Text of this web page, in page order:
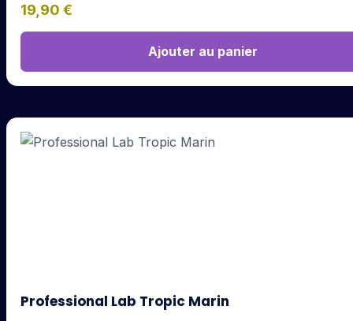
19,90 €
Ajouter au panier
Professional Lab Tropic Marin